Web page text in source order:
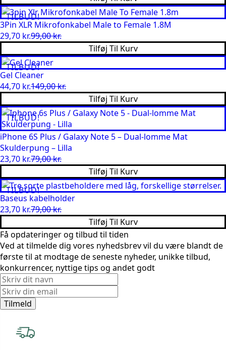
pris
var:
79,00 kr..
pris
er:
23,70 kr..
TILBUD!
3Pin XLR Mikrofonkabel Male to Female 1.8M
99,00kr.
Den
oprindelige
pris
var:
99,00 kr..
29,70 kr.
Den
aktuelle
pris
er:
29,70 kr..
Tilføj Til Kurv
TILBUD!
Gel Cleaner
149,00kr.
Den
oprindelige
pris
var:
149,00 kr..
44,70 kr.
Den
aktuelle
pris
er:
44,70 kr..
Tilføj Til Kurv
TILBUD!
iPhone 6S Plus / Galaxy Note 5 – Dual-lomme Mat
Skulderpung – Lilla
79,00kr.
Den
oprindelige
pris
var:
79,00 kr..
23,70 kr.
Den
aktuelle
pris
er:
23,70 kr..
Tilføj Til Kurv
TILBUD!
Baseus kabelholder
79,00kr.
Den
oprindelige
pris
var:
79,00 kr..
23,70 kr.
Den
aktuelle
pris
er:
23,70 kr..
Tilføj Til Kurv
Få opdateringer og tilbud til tiden
Ved at tilmelde dig vores nyhedsbrev vil du være blandt de
første til at modtage de seneste nyheder, unikke tilbud,
konkurrencer, nyttige tips og andet godt
Tilmeld